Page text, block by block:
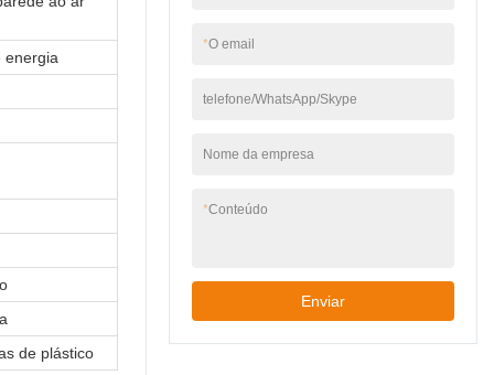
energia
de plástico
*O email
telefone/WhatsApp/Skype
Nome da empresa
*Conteúdo
Enviar